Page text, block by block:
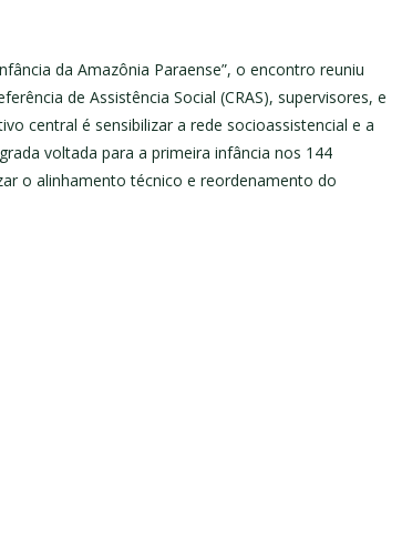
da Amazônia Paraense”, o encontro reuniu
de Assistência Social (CRAS), supervisores, e
central é sensibilizar a rede socioassistencial e a
voltada para a primeira infância nos 144
o alinhamento técnico e reordenamento do